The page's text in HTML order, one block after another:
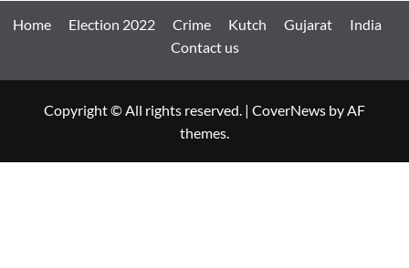
Home Election 2022 Crime Kutch Gujarat
India
Contact us
Copyright © All rights reserved. | CoverNews by AF
themes.